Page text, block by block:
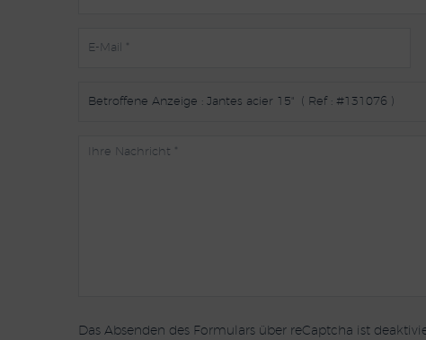
Das Absenden des Formulars über reCaptcha ist